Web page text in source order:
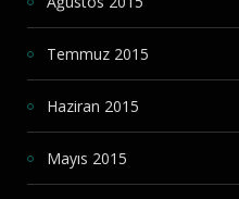
Temmuz 2015
Haziran 2015
Mayıs 2015